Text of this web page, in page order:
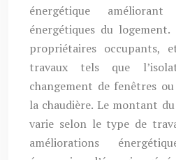
énergétique
énergétiques du
propriétaires occupants,
travaux tels que
changement de fenêtres
la chaudière. Le montant
varie selon le type de
améliorations